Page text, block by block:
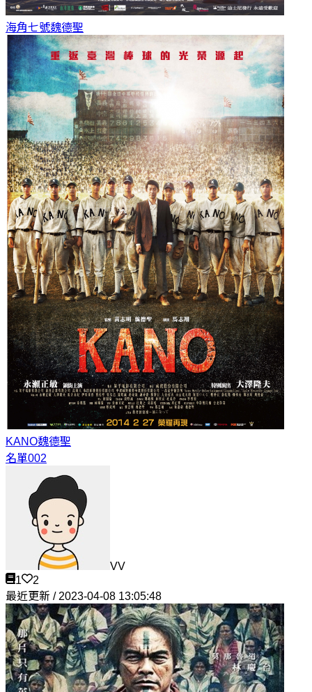
海角七號魏德聖
KANO魏德聖
名單002
VV
1
2
最近更新 / 2023-04-08 13:05:48